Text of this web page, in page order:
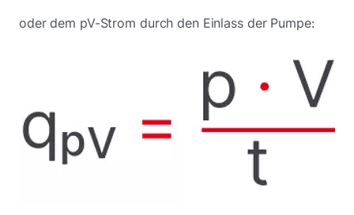
oder dem pV-Strom durch den Einlass der Pumpe: